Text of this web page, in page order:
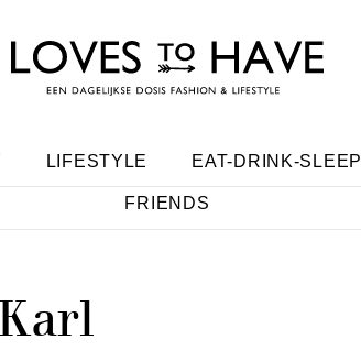
LIFESTYLE EAT-DRINK-SLEEP
FRIENDS